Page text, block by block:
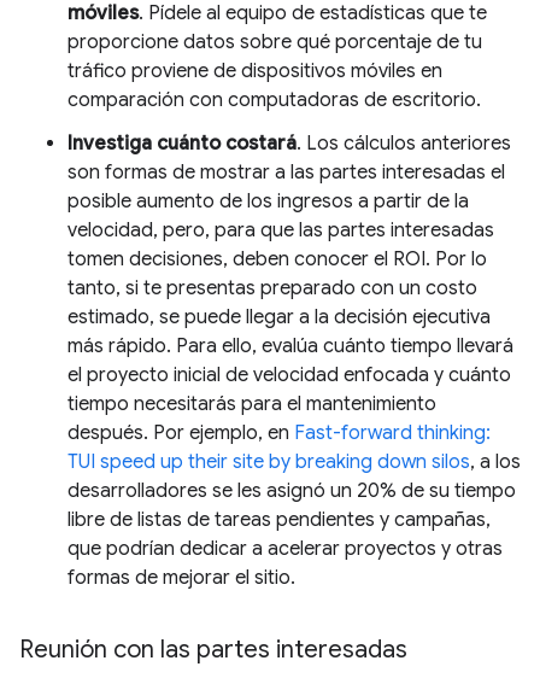
móviles. Pídele al equipo de estadísticas que te
proporcione datos sobre qué porcentaje de tu
tráfico proviene de dispositivos móviles en
comparación con computadoras de escritorio.
Investiga cuánto costará. Los cálculos anteriores
son formas de mostrar a las partes interesadas el
posible aumento de los ingresos a partir de la
velocidad, pero, para que las partes interesadas
tomen decisiones, deben conocer el ROI. Por lo
tanto, si te presentas preparado con un costo
estimado, se puede llegar a la decisión ejecutiva
más rápido. Para ello, evalúa cuánto tiempo llevará
el proyecto inicial de velocidad enfocada y cuánto
tiempo necesitarás para el mantenimiento
después. Por ejemplo, en Fast-forward thinking:
TUI speed up their site by breaking down silos, a los
desarrolladores se les asignó un 20% de su tiempo
libre de listas de tareas pendientes y campañas,
que podrían dedicar a acelerar proyectos y otras
formas de mejorar el sitio.
Reunión con las partes interesadas